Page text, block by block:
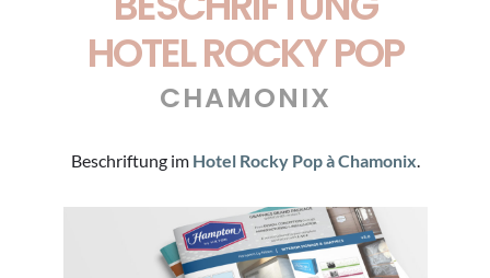
HOTEL ROCKY POP
CHAMONIX
Beschriftung im Hotel Rocky Pop à Chamonix.